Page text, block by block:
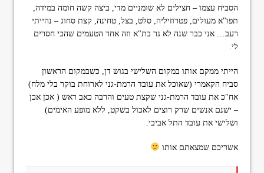
הסביח עצמו – חצילים לא שומניים מדי, ביצה קשה חומה במידה,
תפו"א מעולים, פטרוזיליה, סלט, בצל, טחינה, קצת סחוג – נהייתי
רעב… אני כבר שנה לא גר בת"א וזה אחד הטעמים שהכי חסרים
לי.
הייתי ממקם אותו במקום השלישי בגוש דן, כשבמקום הראשון
סביח הקאמרי (שאוכל את עובד הרמת-גני לארוחת בוקר בלי מלח)
אח"כ את עובד הרמת-גני שקצת טעים והרבה כאב ראש ( אכן אכן
– ישנם אנשים שרק רוצים לאכול בשקט, ללא מופע האימים)
ושלישי את עובד התל אביבי.
אשריכם שמצאתם אותו